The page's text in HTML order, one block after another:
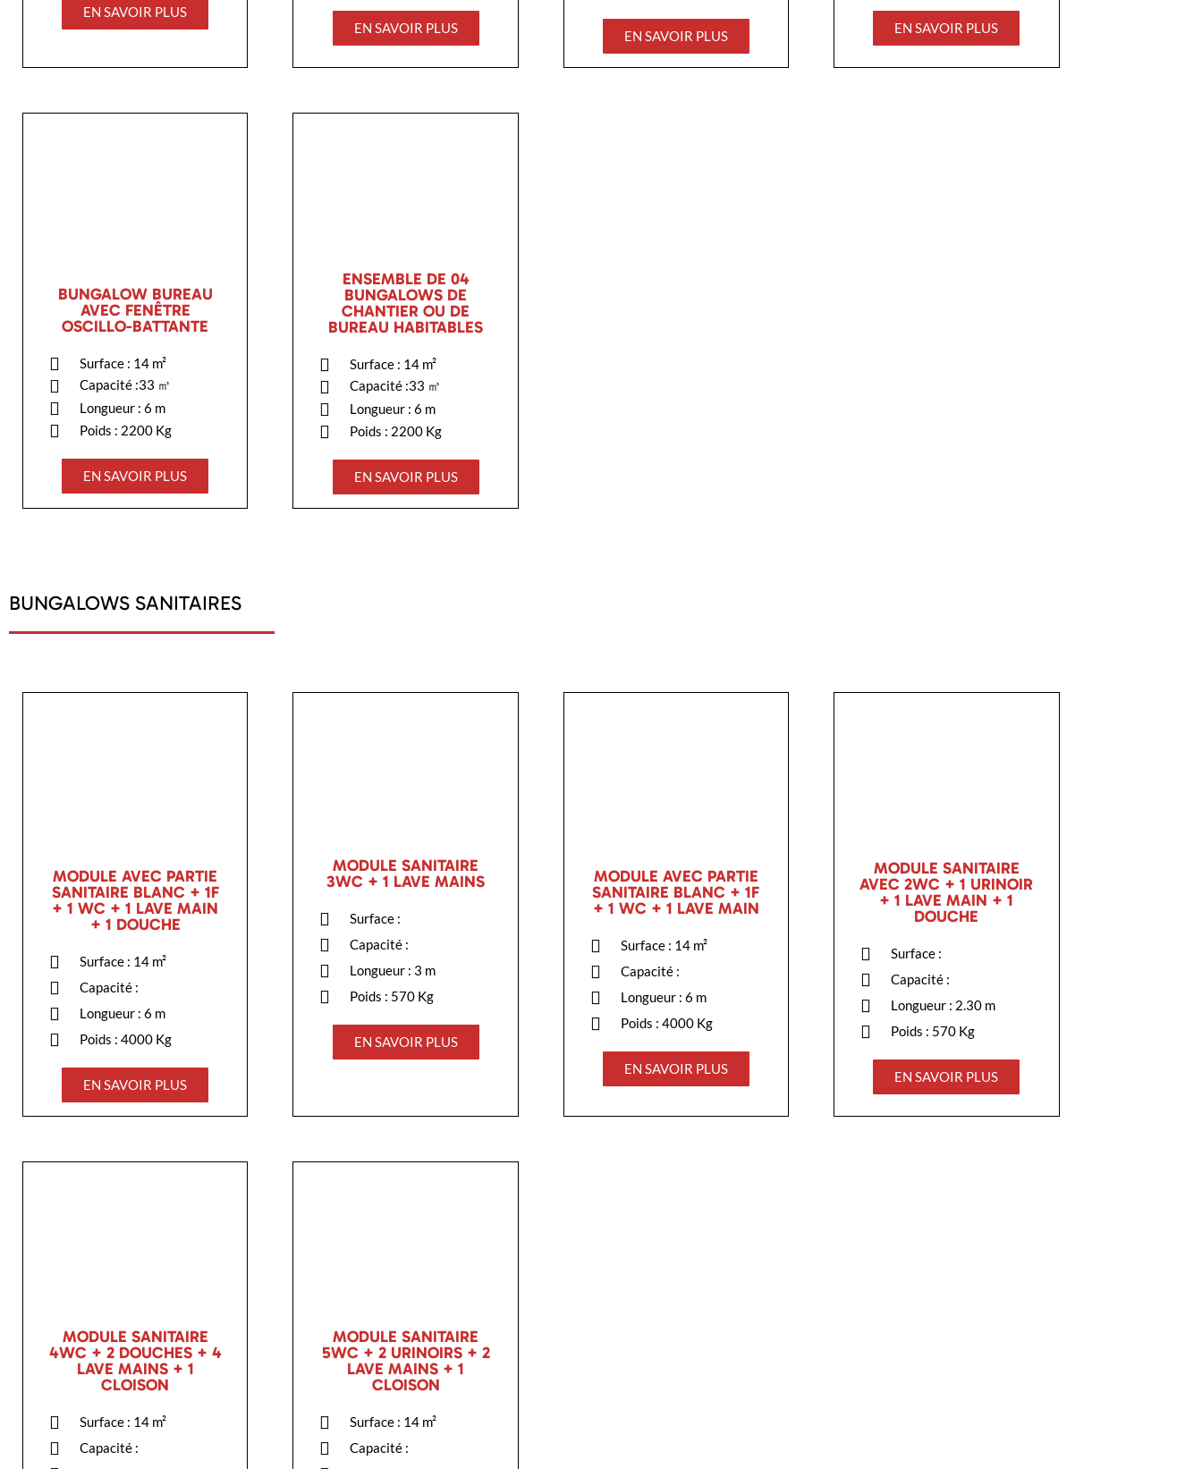
EN SAVOIR PLUS
EN SAVOIR PLUS EN SAVOIR PLUS EN SAVOIR PLUS
BUNGALOW BUREAU
AVEC FENÊTRE
OSCILLO-BATTANTE
Surface : 14 m²
Capacité :33 ㎥
Longueur : 6 m
Poids : 2200 Kg
EN SAVOIR PLUS
ENSEMBLE DE 04
BUNGALOWS DE
CHANTIER OU DE
BUREAU HABITABLES
Surface : 14 m²
Capacité :33 ㎥
Longueur : 6 m
Poids : 2200 Kg
EN SAVOIR PLUS
BUNGALOWS SANITAIRES
MODULE AVEC PARTIE
SANITAIRE BLANC + 1F
+ 1 WC + 1 LAVE MAIN
+ 1 DOUCHE
Surface : 14 m²
Capacité :
Longueur : 6 m
Poids : 4000 Kg
EN SAVOIR PLUS
MODULE SANITAIRE
3WC + 1 LAVE MAINS
Surface :
Capacité :
Longueur : 3 m
Poids : 570 Kg
EN SAVOIR PLUS
MODULE AVEC PARTIE
SANITAIRE BLANC + 1F
+ 1 WC + 1 LAVE MAIN
Surface : 14 m²
Capacité :
Longueur : 6 m
Poids : 4000 Kg
EN SAVOIR PLUS
MODULE SANITAIRE
AVEC 2WC + 1 URINOIR
+ 1 LAVE MAIN + 1
DOUCHE
Surface :
Capacité :
Longueur : 2.30 m
Poids : 570 Kg
EN SAVOIR PLUS
MODULE SANITAIRE
4WC + 2 DOUCHES + 4
LAVE MAINS + 1
CLOISON
Surface : 14 m²
Capacité :
MODULE SANITAIRE
5WC + 2 URINOIRS + 2
LAVE MAINS + 1
CLOISON
Surface : 14 m²
Capacité :